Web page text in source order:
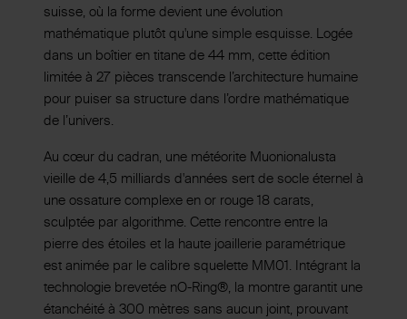
suisse, où la forme devient une évolution
mathématique plutôt qu'une simple esquisse. Logée
dans un boîtier en titane de 44 mm, cette édition
limitée à 27 pièces transcende l’architecture humaine
pour puiser sa structure dans l’ordre mathématique
de l’univers.
Au cœur du cadran, une météorite Muonionalusta
vieille de 4,5 milliards d'années sert de socle éternel à
une ossature complexe en or rouge 18 carats,
sculptée par algorithme. Cette rencontre entre la
pierre des étoiles et la haute joaillerie paramétrique
est animée par le calibre squelette MM01. Intégrant la
technologie brevetée nO-Ring®, la montre garantit une
étanchéité à 300 mètres sans aucun joint, prouvant